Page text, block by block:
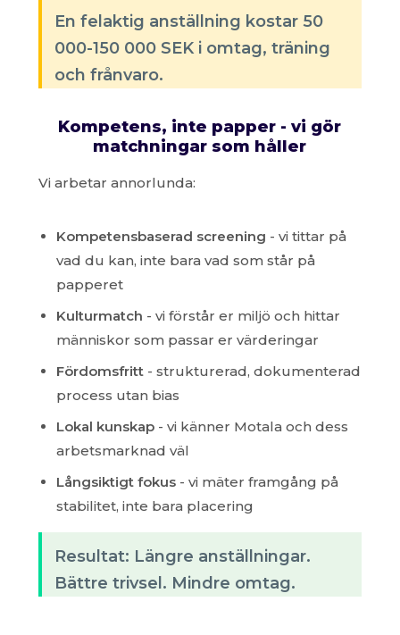
En felaktig anställning kostar 50
000-150 000 SEK i omtag, träning
och frånvaro.
Kompetens, inte papper - vi gör
matchningar som håller
Vi arbetar annorlunda:
Kompetensbaserad screening - vi tittar på
vad du kan, inte bara vad som står på
papperet
Kulturmatch - vi förstår er miljö och hittar
människor som passar er värderingar
Fördomsfritt- strukturerad, dokumenterad
process utan bias
Lokal kunskap- vi känner Motala och dess
arbetsmarknad väl
Långsiktigt fokus- vi mäter framgång på
stabilitet, inte bara placering
Resultat: Längre anställningar.
Bättre trivsel. Mindre omtag.